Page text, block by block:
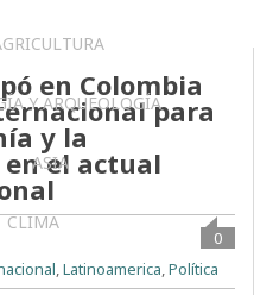
Y ARQUEOLOGÍA
ASIA
CLIMA
en Colombia
para
y la
el actual
0
,Latinoamerica,Política